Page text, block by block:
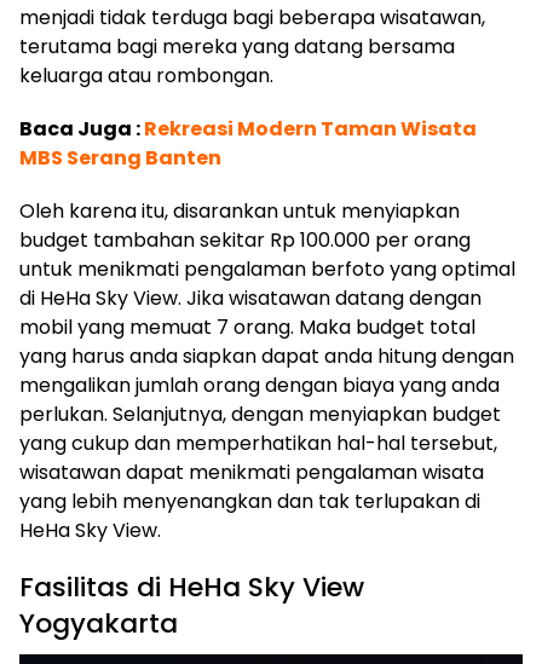
menjadi tidak terduga bagi beberapa wisatawan,
terutama bagi mereka yang datang bersama
keluarga atau rombongan.
Baca Juga :Rekreasi Modern Taman Wisata
MBS Serang Banten
Oleh karena itu, disarankan untuk menyiapkan
budget tambahan sekitar Rp 100.000 per orang
untuk menikmati pengalaman berfoto yang optimal
di HeHa Sky View. Jika wisatawan datang dengan
mobil yang memuat 7 orang. Maka budget total
yang harus anda siapkan dapat anda hitung dengan
mengalikan jumlah orang dengan biaya yang anda
perlukan. Selanjutnya, dengan menyiapkan budget
yang cukup dan memperhatikan hal-hal tersebut,
wisatawan dapat menikmati pengalaman wisata
yang lebih menyenangkan dan tak terlupakan di
HeHa Sky View.
Fasilitas di HeHa Sky View
Yogyakarta